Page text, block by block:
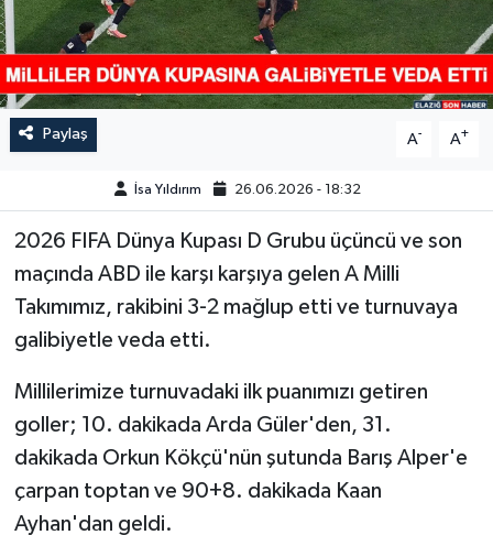
Paylaş A- A+
İsa Yıldırım 26.06.2026 - 18:32
2026 FIFA Dünya Kupası D Grubu üçüncü ve son
maçında ABD ile karşı karşıya gelen A Milli
Takımımız, rakibini 3-2 mağlup etti ve turnuvaya
galibiyetle veda etti.
Millilerimize turnuvadaki ilk puanımızı getiren
goller; 10. dakikada Arda Güler'den, 31.
dakikada Orkun Kökçü'nün şutunda Barış Alper'e
çarpan toptan ve 90+8. dakikada Kaan
Ayhan'dan geldi.
KÜLTÜR-SANAT
MAGAZİN
MEDYA
ÖZEL HABER
POLİTİKA
SAĞLIK
SİYASET
SPOR
TEKNOLOJİ
YAŞAM